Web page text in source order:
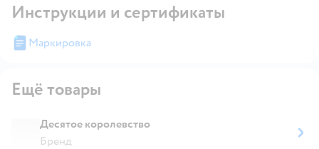
Инструкции и сертификаты
Маркировка
Ещё товары
Десятое королевство
Бренд